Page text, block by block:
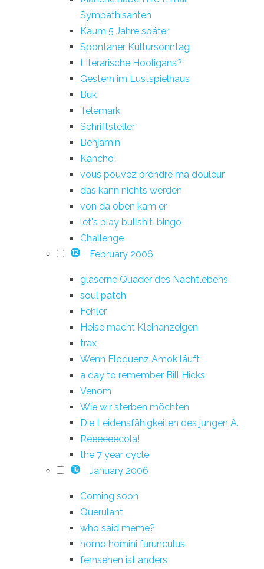
Sympathisanten
Kaum 5 Jahre später
Spontaner Kultursonntag
Literarische Hooligans?
Gestern im Lustspielhaus
Buk
Telemark
Schriftsteller
Benjamin
Kancho!
vous pouvez prendre ma douleur
das kann nichts werden
von da oben kam er
let's play bullshit-bingo
Challenge
12 February 2006
gläserne Quader des Nachtlebens
soul patch
Fehler
Heise macht Kleinanzeigen
trax
Wenn Eloquenz Amok läuft
a day to remember Bill Hicks
Venom
Wie wir sterben möchten
Die Leidensfähigkeiten des jungen A.
Reeeeeecola!
the 7 year cycle
16 January 2006
Coming soon
Querulant
who said meme?
homo homini furunculus
fernsehen ist anders